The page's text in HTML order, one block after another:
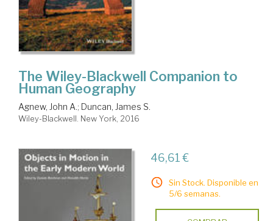
The Wiley-Blackwell Companion to
Human Geography
Agnew, John A.; Duncan, James S.
Wiley-Blackwell. New York, 2016
46,61 €
Sin Stock. Disponible en
5/6 semanas.